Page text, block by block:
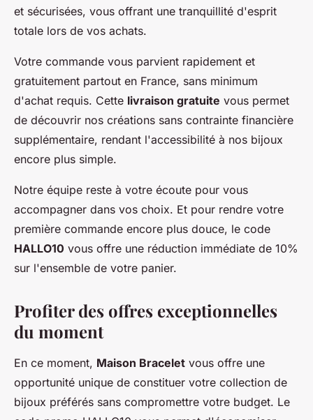
et sécurisées, vous offrant une tranquillité d'esprit
totale lors de vos achats.
Votre commande vous parvient rapidement et
gratuitement partout en France, sans minimum
d'achat requis. Cette livraison gratuite vous permet
de découvrir nos créations sans contrainte financière
supplémentaire, rendant l'accessibilité à nos bijoux
encore plus simple.
Notre équipe reste à votre écoute pour vous
accompagner dans vos choix. Et pour rendre votre
première commande encore plus douce, le code
HALLO10 vous offre une réduction immédiate de 10%
sur l'ensemble de votre panier.
Profiter des offres exceptionnelles
du moment
En ce moment, Maison Bracelet vous offre une
opportunité unique de constituer votre collection de
bijoux préférés sans compromettre votre budget. Le